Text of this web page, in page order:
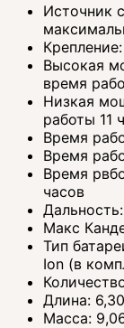
Источник
Высокая
время
Низкая
работы 11
Время
Время
Время
часов
Макс
Тип
Ion (в
Длина:
Масса: